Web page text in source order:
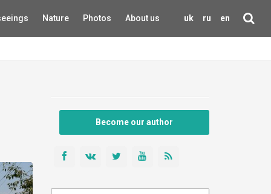
uk ru en
Nature Photos About us
Become our author